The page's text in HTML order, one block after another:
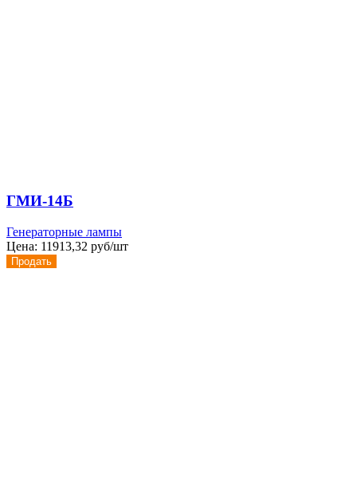
ГМИ-14Б
Генераторные лампы
Цена: 11913,32 руб/шт
Продать